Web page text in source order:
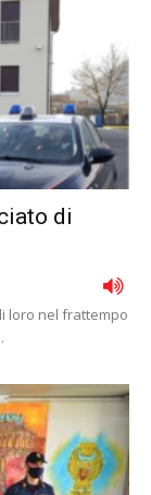
di
loro nel frattempo